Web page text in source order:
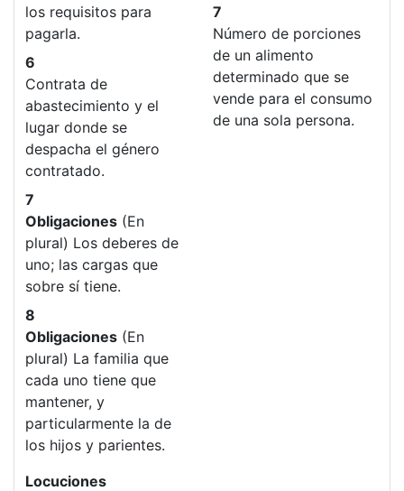
los requisitos para
pagarla.
6
Contrata de
abastecimiento y el
lugar donde se
despacha el género
contratado.
7
Obligaciones (En
plural) Los deberes de
uno; las cargas que
sobre sí tiene.
8
Obligaciones (En
plural) La familia que
cada uno tiene que
mantener, y
particularmente la de
los hijos y parientes.
Locuciones
7
Número de porciones
de un alimento
determinado que se
vende para el consumo
de una sola persona.